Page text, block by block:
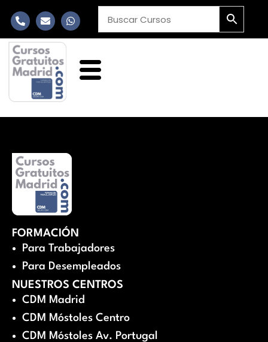
FORMACIÓN
Para Trabajadores
Para Desempleados
NUESTROS CENTROS
CDM Madrid
CDM Móstoles Centro
CDM Móstoles Av. Portugal